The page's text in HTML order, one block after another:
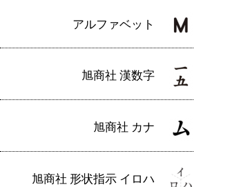
アルファベット
旭商社 漢数字
旭商社 カナ
旭商社 形状指示 イロハ